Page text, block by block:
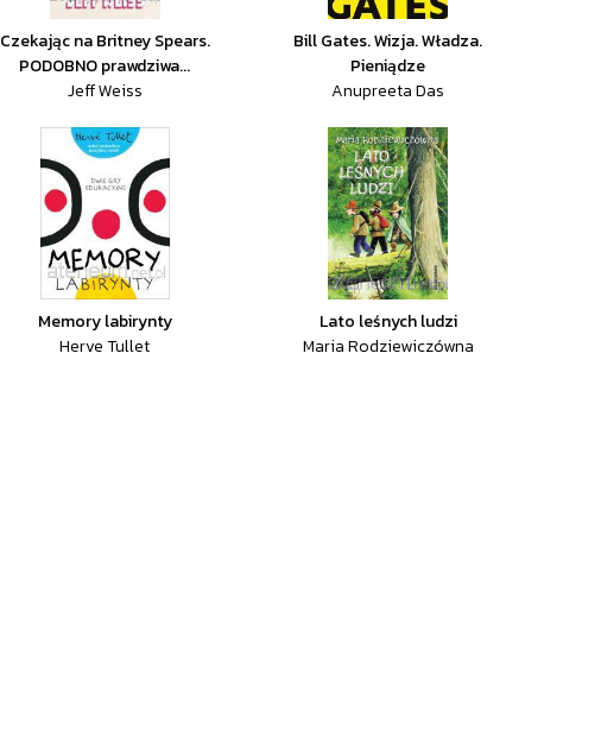
Czekając na Britney Spears.
PODOBNO prawdziwa...
Jeff Weiss
Bill Gates. Wizja. Władza.
Pieniądze
Anupreeta Das
Memory labirynty
Herve Tullet
Lato leśnych ludzi
Maria Rodziewiczówna